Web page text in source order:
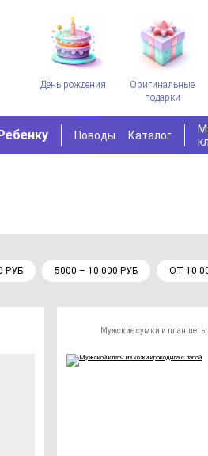
День рождения
Оригинальные
подарки
Ребенку Поводы Каталог
РУБ 5000 – 10 000 РУБ ОТ 10
Мужские сумки и планшеты